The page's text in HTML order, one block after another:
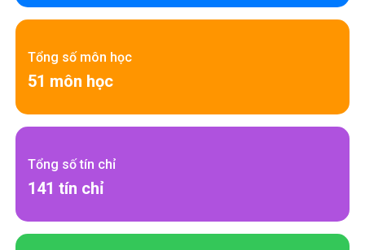
Tổng số môn học
51 môn học
Tổng số tín chỉ
141 tín chỉ